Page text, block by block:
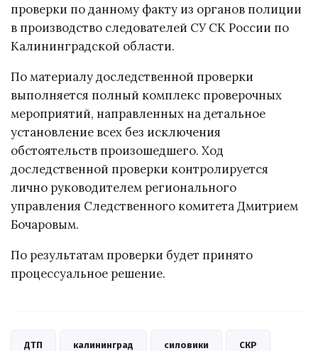
проверки по данному факту из органов полиции
в производство следователей СУ СК России по
Калининградской области.
По материалу доследственной проверки
выполняется полный комплекс проверочных
мероприятий, направленных на детальное
установление всех без исключения
обстоятельств произошедшего. Ход
доследственной проверки контролируется
лично руководителем регионального
управления Следственного комитета Дмитрием
Бочаровым.
По результатам проверки будет принято
процессуальное решение.
ДТП калининград силовики СКР